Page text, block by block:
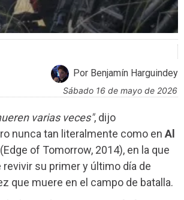
Por Benjamín Harguindey
sábado 16 de mayo de 2026
varias veces", dijo
nunca tan literalmente como en Al
(Edge of Tomorrow, 2014), en la que
revivir su primer y último día de
que muere en el campo de batalla.